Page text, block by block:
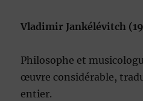
Vladimir Jankélévitch
Philosophe et
œuvre considérable,
entier.